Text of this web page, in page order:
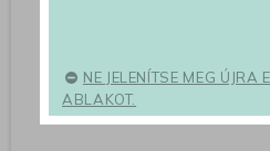
NE JELENÍTSE MEG ÚJRA
ABLAKOT.